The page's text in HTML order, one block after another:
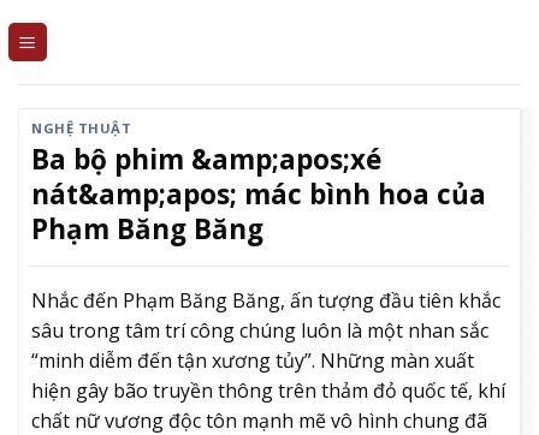
NGHỆ THUẬT
Ba bộ phim &amp;apos;xé
nát&amp;apos; mác bình hoa của
Phạm Băng Băng
Nhắc đến Phạm Băng Băng, ấn tượng đầu tiên khắc
sâu trong tâm trí công chúng luôn là một nhan sắc
“minh diễm đến tận xương tủy”. Những màn xuất
hiện gây bão truyền thông trên thảm đỏ quốc tế, khí
chất nữ vương độc tôn mạnh mẽ vô hình chung đã